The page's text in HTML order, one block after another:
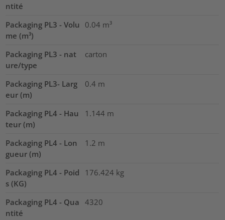
ntité
Packaging PL3 - Volu
me (m³)
0.04 m³
Packaging PL3 - nat
ure/type
carton
Packaging PL3- Larg
eur (m)
0.4 m
Packaging PL4 - Hau
teur (m)
1.144 m
Packaging PL4 - Lon
gueur (m)
1.2 m
Packaging PL4 - Poid
s (KG)
176.424 kg
Packaging PL4 - Qua
ntité
4320